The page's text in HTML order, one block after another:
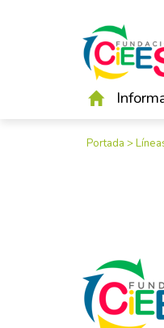
Portada >